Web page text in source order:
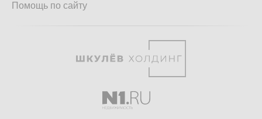
Помощь по сайту